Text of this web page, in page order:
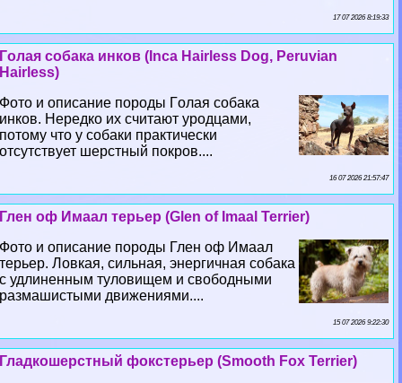
17 07 2026 8:19:33
Гoлая собака инков (Inca Hairless Dog, Peruvian
Hairless)
Фото и описание породы Гoлая собака
инков. Нередко их считают уpoдцами,
потому что у собаки пpaктически
отсутствует шерстный покров....
16 07 2026 21:57:47
Глен оф Имаал терьер (Glen of Imaal Terrier)
Фото и описание породы Глен оф Имаал
терьер. Ловкая, сильная, энергичная собака
с удлиненным туловищем и свободными
размашистыми движениями....
15 07 2026 9:22:30
Гладкошерстный фокстерьер (Smooth Fox Terrier)